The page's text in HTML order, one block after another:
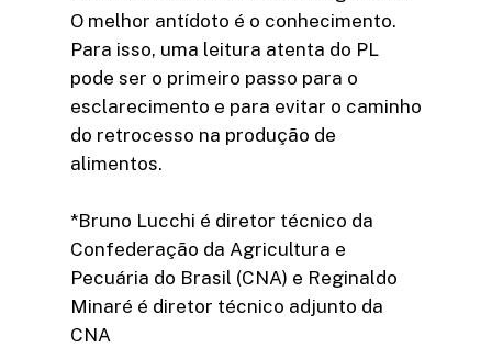
O melhor antídoto é o conhecimento.
Para isso, uma leitura atenta do PL
pode ser o primeiro passo para o
esclarecimento e para evitar o caminho
do retrocesso na produção de
alimentos.
*Bruno Lucchi é diretor técnico da
Confederação da Agricultura e
Pecuária do Brasil (CNA) e Reginaldo
Minaré é diretor técnico adjunto da
CNA